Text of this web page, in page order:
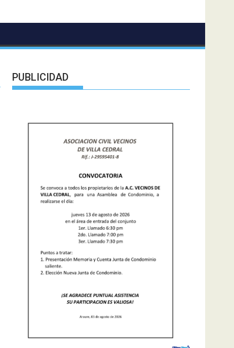
PUBLICIDAD